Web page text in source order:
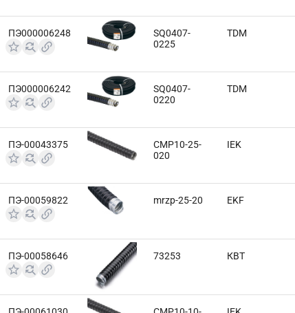
ПЭ000006248
SQ0407-
0225
TDM
ПЭ000006242
SQ0407-
0220
TDM
ПЭ-00043375
CMP10-25-
020
IEK
ПЭ-00059822 mrzp-25-20 EKF
ПЭ-00058646 73253 КВТ